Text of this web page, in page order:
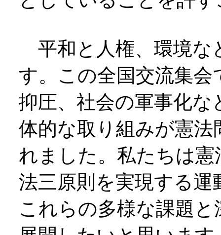
平和と人権、環境な
す。この全国交流集
抑圧、社会の軍事化
体的な取り組みが憲
れました。私たちは
法三原則を実現する
これらの多様な課題